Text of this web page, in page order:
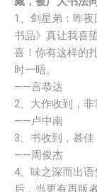
1、剑星弟：昨
书品》真让我喜
喜！你有这样的
时一晤。
——言恭达
2、大作收到，非
——卢中南
3、书收到，甚
——周俊杰
4、味之深而出
后，当更有再版者